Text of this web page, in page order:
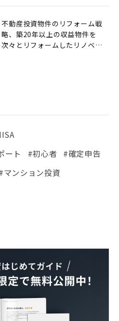
不動産投資物件のリフォーム戦
略、築20年以上の収益物件を
次々とリフォームしたリノベ戦
ート
#初心者
#確定申告
マンション投資